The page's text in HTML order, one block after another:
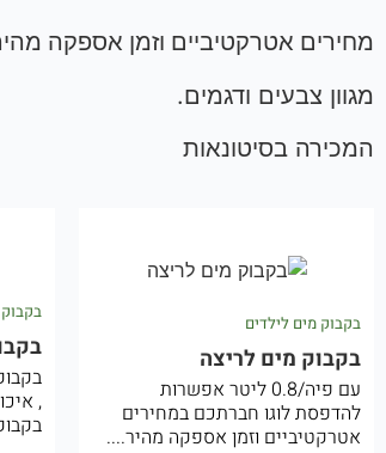
מחירים אטרקטיביים וזמן אספקה
מגוון צבעים ודגמים.
המכירה בסיטונאות
בקבוק מים לילדים
בקבוק מים לריצה
עם פיה/0.8 ליטר אפשרות
להדפסת לוגו חברתכם במחירים
אטרקטיביים וזמן אספקה מהיר....